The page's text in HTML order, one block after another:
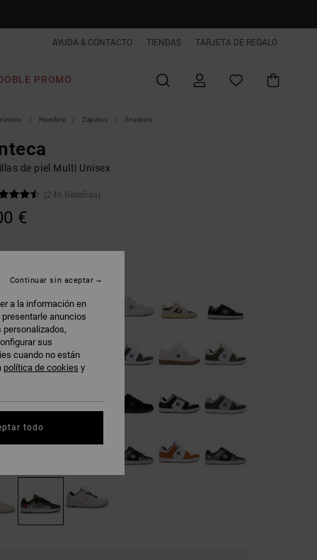
AYUDA & CONTACTO TIENDAS TARJETA DE REGALO
PROMO
inicio Hombre Zapatos Sneakers
de piel Multi Unisex
(246 Reseñas)
€
a la información en
anuncios
personalizados,
sus
cuando no están
política de cookies y
Continuar sin aceptar
todo